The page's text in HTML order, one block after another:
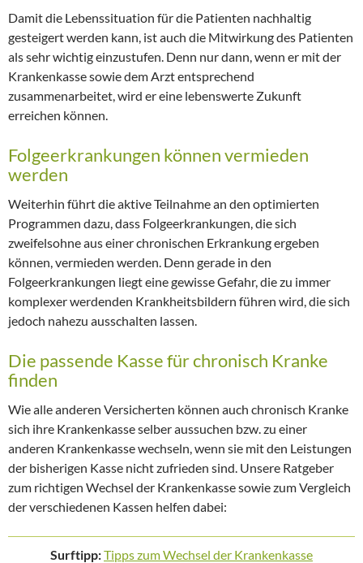
Damit die Lebenssituation für die Patienten nachhaltig
gesteigert werden kann, ist auch die Mitwirkung des Patienten
als sehr wichtig einzustufen. Denn nur dann, wenn er mit der
Krankenkasse sowie dem Arzt entsprechend
zusammenarbeitet, wird er eine lebenswerte Zukunft
erreichen können.
Folgeerkrankungen können vermieden
werden
Weiterhin führt die aktive Teilnahme an den optimierten
Programmen dazu, dass Folgeerkrankungen, die sich
zweifelsohne aus einer chronischen Erkrankung ergeben
können, vermieden werden. Denn gerade in den
Folgeerkrankungen liegt eine gewisse Gefahr, die zu immer
komplexer werdenden Krankheitsbildern führen wird, die sich
jedoch nahezu ausschalten lassen.
Die passende Kasse für chronisch Kranke
finden
Wie alle anderen Versicherten können auch chronisch Kranke
sich ihre Krankenkasse selber aussuchen bzw. zu einer
anderen Krankenkasse wechseln, wenn sie mit den Leistungen
der bisherigen Kasse nicht zufrieden sind. Unsere Ratgeber
zum richtigen Wechsel der Krankenkasse sowie zum Vergleich
der verschiedenen Kassen helfen dabei:
Surftipp:Tipps zum Wechsel der Krankenkasse